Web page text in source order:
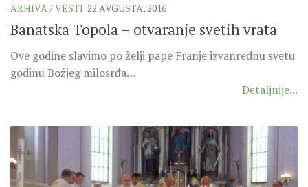
ARHIVA /VESTI 22 AVGUSTA, 2016
Banatska Topola – otvaranje svetih vrata
Ove godine slavimo po želji pape Franje izvanrednu svetu
godinu Božjeg milosrđa…
Detaljnije...